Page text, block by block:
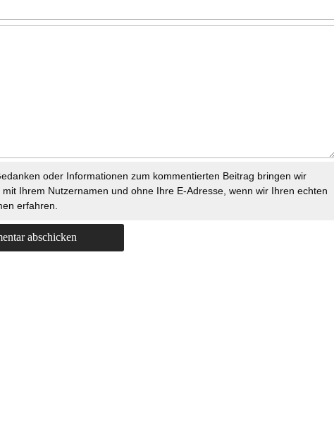
oder Informationen zum kommentierten Beitrag bringen wir
Ihrem Nutzernamen und ohne Ihre E-Adresse, wenn wir Ihren echten
erfahren.